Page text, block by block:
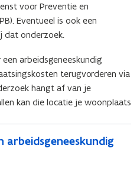
voor Preventie en
Eventueel is ook een
dat onderzoek.
een arbeidsgeneeskundig
terugvorderen via
hangt af van je
kan die locatie je woonplaats